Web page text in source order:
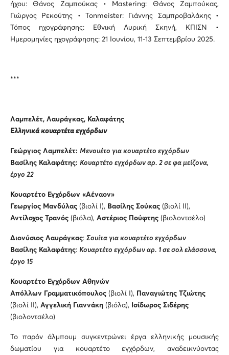
ήχου: Θάνος Ζαμπούκας • Mastering: Θάνος Ζαμπούκας,
Γιώργος Ρεκούτης • Tonmeister: Γιάννης Σαμπροβαλάκης •
Τόπος ηχογράφησης: Εθνική Λυρική Σκηνή, ΚΠΙΣΝ •
Ημερομηνίες ηχογράφησης: 21 Ιουνίου, 11-13 Σεπτεμβρίου 2025.
***
Λαμπελέτ, Λαυράγκας, Καλαφάτης
Ελληνικά κουαρτέτα εγχόρδων
Γεώργιος Λαμπελέτ: Μενουέτο για κουαρτέτο εγχόρδων
Βασίλης Καλαφάτης: Κουαρτέτο εγχόρδων αρ. 2 σε φα μείζονα,
έργο 22
Κουαρτέτο Εγχόρδων «Αέναον»
Γεωργίος Μανδύλας (βιολί Ι), Βασίλης Σούκας (βιολί ΙΙ),
Αντίλοχος Τρανός (βιόλα), Αστέριος Πούφτης (βιολοντσέλο)
Διονύσιος Λαυράγκας: Σουίτα για κουαρτέτο εγχόρδων
Βασίλης Καλαφάτης: Κουαρτέτο εγχόρδων αρ. 1 σε σολ ελάσσονα,
έργο 15
Κουαρτέτο Εγχόρδων Αθηνών
Απόλλων Γραμματικόπουλος (βιολί Ι), Παναγιώτης Τζιώτης
(βιολί ΙΙ), Αγγελική Γιαννάκη (βιόλα),
Ισίδωρος Σιδέρης
(βιολοντσέλο)
Το παρόν άλμπουμ συγκεντρώνει έργα ελληνικής μουσικής
δωματίου για κουαρτέτο εγχόρδων, αναδεικνύοντας